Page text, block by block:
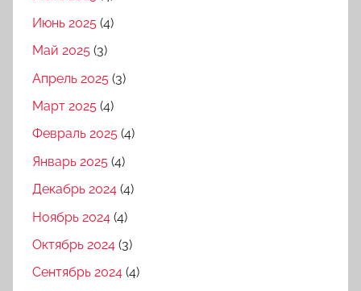
Июнь 2025 (4)
Май 2025 (3)
Апрель 2025 (3)
Март 2025 (4)
Февраль 2025 (4)
Январь 2025 (4)
Декабрь 2024 (4)
Ноябрь 2024 (4)
Октябрь 2024 (3)
Сентябрь 2024 (4)